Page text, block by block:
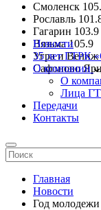
Смоленск
Рославль
Гагарин 103.9
Вязьма 105.9
Угра и Велиж
Сафоново
Новости
35 лет ГТРК
О компании
О
Лица
Передачи
Контакты
Главная
Новости
Год молодежи